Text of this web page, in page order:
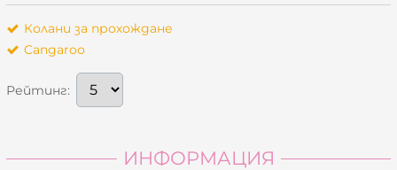
Колани за прохождане
Cangaroo
Рейтинг:
ИНФОРМАЦИЯ